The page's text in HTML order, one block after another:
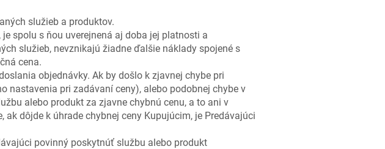
služieb a produktov.
spolu s ňou uverejnená aj doba jej platnosti a
služieb, nevznikajú žiadne ďalšie náklady spojené s
cena.
objednávky. Ak by došlo k zjavnej chybe pri
nastavenia pri zadávaní ceny), alebo podobnej chybe v
alebo produkt za zjavne chybnú cenu, a to ani v
dôjde k úhrade chybnej ceny Kupujúcim, je Predávajúci
povinný poskytnúť službu alebo produkt